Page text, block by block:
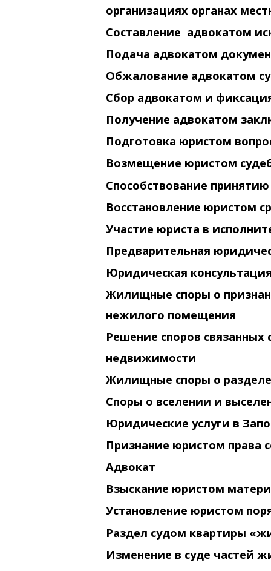
организациях органах
Составление адвокатом
Подача адвокатом
Обжалование адвокатом
Сбор адвокатом и
Получение адвокатом
Подготовка юристом
Возмещение юристом
Способствование
Восстановление юристом
Участие юриста в
Предварительная
Юридическая
Жилищные споры о
нежилого помещения
Решение споров
недвижимости
Жилищные споры о
Споры о вселении и
Юридические услуги в
Признание юристом права
Адвокат
Взыскание юристом
Установление юристом
Раздел судом квартиры
Изменение в суде частей